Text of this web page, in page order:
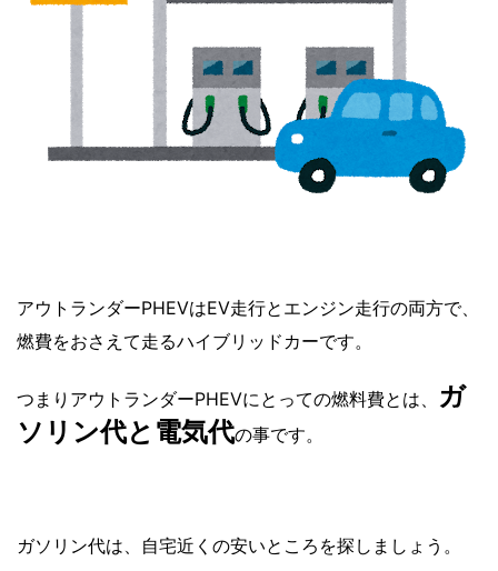
アウトランダーPHEVはEV走行とエンジン走行の両方で、
燃費をおさえて走るハイブリッドカーです。
つまりアウトランダーPHEVにとっての燃料費とは、 ガ
ソリン代と電気代の事です。
ガソリン代は、自宅近くの安いところを探しましょう。